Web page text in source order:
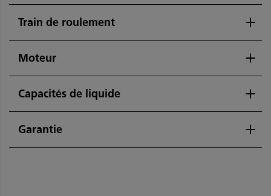
Train de roulement
Moteur
Capacités de liquide
Garantie